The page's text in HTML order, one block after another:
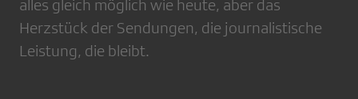
alles gleich möglich wie heute, aber das
Herzstück der Sendungen, die journalistische
Leistung, die bleibt.